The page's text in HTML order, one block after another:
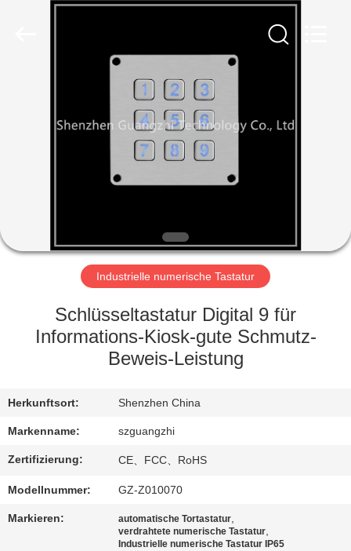
PRODUKTE
FABRIK-
AUSFLUG
QUALITÄTSKONTROLLE
SIE
MIT
UNS
IN
VERBINDUNG
Industrielle numerische Tastatur
Schlüsseltastatur Digital 9 für
Informations-Kiosk-gute Schmutz-
Beweis-Leistung
Herkunftsort: Shenzhen China
Markenname: szguangzhi
Zertifizierung: CE、FCC、RoHS
Modellnummer: GZ-Z010070
Markieren: automatische Tortastatur,
verdrahtete numerische Tastatur,
Industrielle numerische Tastatur IP65